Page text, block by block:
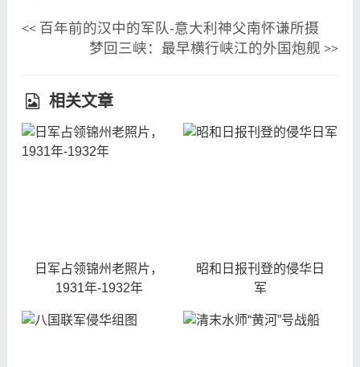
<< 百年前的汉中的军队-意大利神父南怀谦所摄
梦回三峡：最早横行峡江的外国炮舰 >>
相关文章
日军占领锦州老照片，
1931年-1932年
昭和日报刊登的侵华日
军